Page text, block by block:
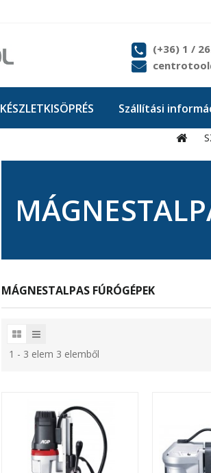
(+36) 1 /
KÉSZLETKISÖPRÉS Szállítási
MÁGNESTALPAS FÚRÓGÉPEK
1 - 3 elem 3 elemből